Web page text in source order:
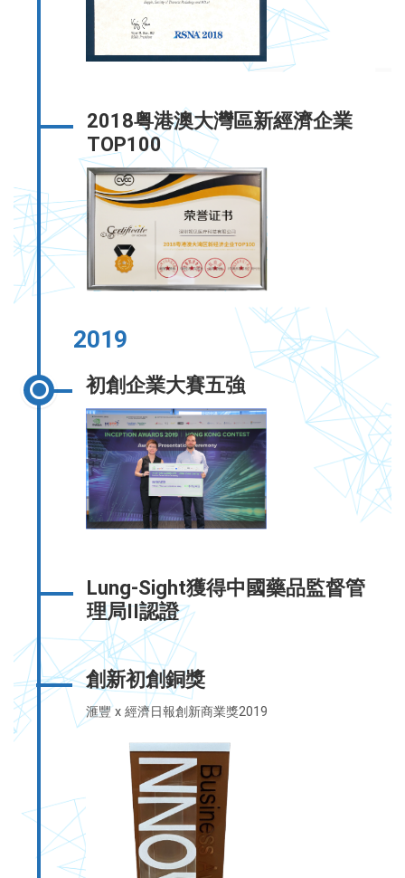
2018粤港澳大灣區新經濟企業
TOP100
2019
初創企業大賽五強
Lung-Sight獲得中國藥品監督管
理局II認證
創新初創銅獎
滙豐 x 經濟日報創新商業獎2019